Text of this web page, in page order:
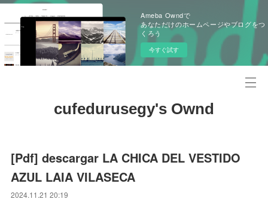
Ameba Owndで
あなただけのホームページやブログをつ
くろう
今すぐ試す
cufedurusegy's Ownd
[Pdf] descargar LA CHICA DEL VESTIDO
AZUL LAIA VILASECA
2024.11.21 20:19